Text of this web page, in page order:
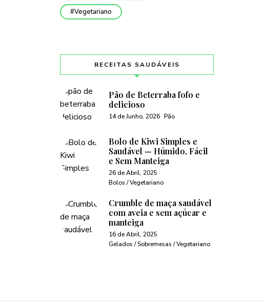
Vegetariano
RECEITAS SAUDÁVEIS
Pão de Beterraba fofo e
delicioso
14 de Junho, 2026 Pão
Bolo de Kiwi Simples e
Saudável — Húmido, Fácil
e Sem Manteiga
26 de Abril, 2025
Bolos / Vegetariano
Crumble de maça saudável
com aveia e sem açúcar e
manteiga
16 de Abril, 2025
Gelados / Sobremesas / Vegetariano